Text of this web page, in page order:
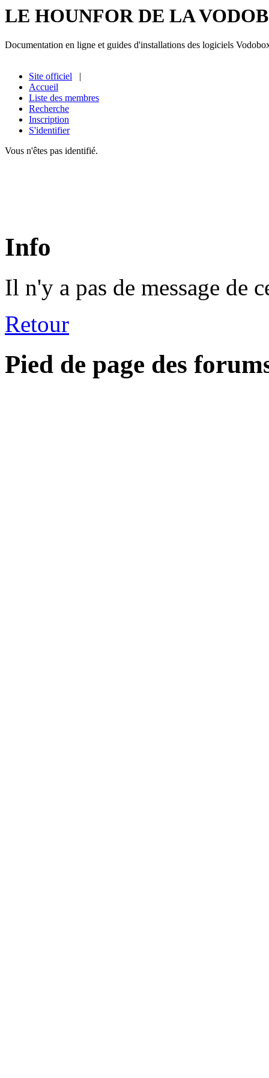
LE HOUNFOR DE LA
Documentation en ligne et guides d'installations des logiciels
Site officiel |
Accueil
Liste des membres
Recherche
Inscription
S'identifier
Vous n'êtes pas identifié.
Info
Il n'y a pas de message de
Retour
Pied de page des